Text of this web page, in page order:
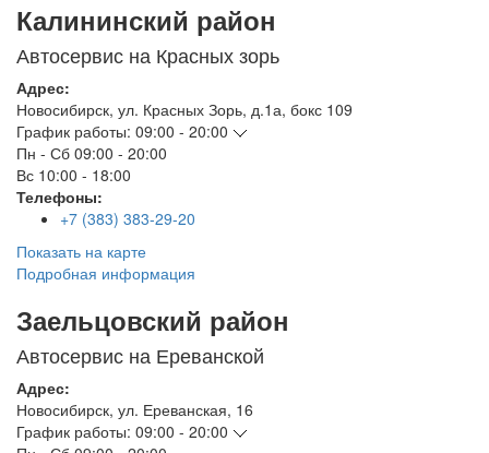
Калининский район
Автосервис на Красных зорь
Адрес:
Новосибирск, ул. Красных Зорь, д.1а, бокс 109
График работы: 09:00 - 20:00
Пн - Сб 09:00 - 20:00
Вс 10:00 - 18:00
Телефоны:
+7 (383) 383-29-20
Показать на карте
Подробная информация
Заельцовский район
Автосервис на Ереванской
Адрес:
Новосибирск, ул. Ереванская, 16
График работы: 09:00 - 20:00